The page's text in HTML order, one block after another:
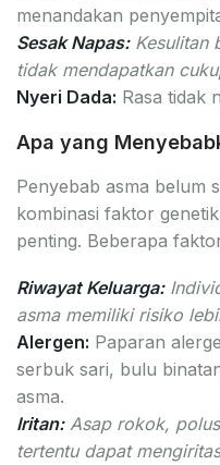
menandakan
Sesak Napas:Kesulitan
tidak mendapatkan
Nyeri Dada: Rasa tidak
Apa yang
Penyebab asma belum
kombinasi faktor
penting. Beberapa
Riwayat Keluarga:
asma memiliki risiko
Alergen: Paparan
serbuk sari, bulu
asma.
Iritan:Asap rokok,
tertentu dapat